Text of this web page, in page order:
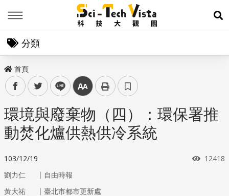
展
分類
首頁
facebooktwitter line 中
環境與廢棄物（四）：環保署推
動焚化爐供熱供冷系統
103/12/19 瀏覽次
12418
劉力仁 ｜ 自由時報
黃大祐
｜ 臺北市都市更新處